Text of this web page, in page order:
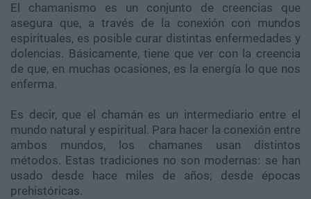
El chamanismo es un conjunto de creencias que
asegura que, a través de la conexión con mundos
espirituales, es posible curar distintas enfermedades y
dolencias. Básicamente, tiene que ver con la creencia
de que, en muchas ocasiones, es la energía lo que nos
enferma.
Es decir, que el chamán es un intermediario entre el
mundo natural y espiritual. Para hacer la conexión entre
ambos mundos, los chamanes usan distintos
métodos. Estas tradiciones no son modernas: se han
usado desde hace miles de años; desde épocas
prehistóricas.